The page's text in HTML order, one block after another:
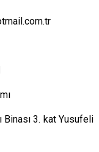
3. kat Yusufeli